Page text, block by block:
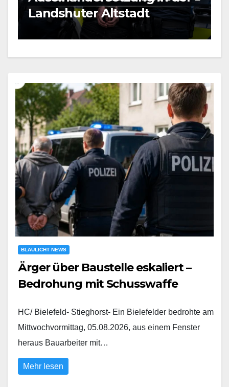
verletzt
BLAULICHT NEWS
Ärger über Baustelle eskaliert –
Bedrohung mit Schusswaffe
HC/ Bielefeld- Stieghorst- Ein Bielefelder bedrohte am
Mittwochvormittag, 05.08.2026, aus einem Fenster
heraus Bauarbeiter mit…
Mehr lesen